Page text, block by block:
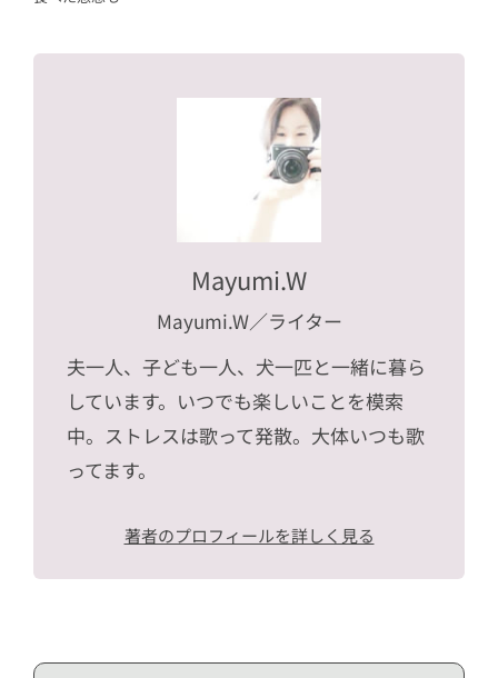
Mayumi.W
Mayumi.W／ライター
夫一人、子ども一人、犬一匹と一緒に暮ら
しています。いつでも楽しいことを模索
中。ストレスは歌って発散。大体いつも歌
ってます。
著者のプロフィールを詳しく見る